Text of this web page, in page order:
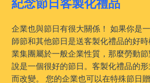
企業也與節日有很大關係！ 如果你是
師節和其他節日是送客製化禮品的好
業集團屬於一般企業性質，那麼勞動
說是一個很好的節日。客製化禮品的
而改變。 您的企業也可以在特殊節日贈